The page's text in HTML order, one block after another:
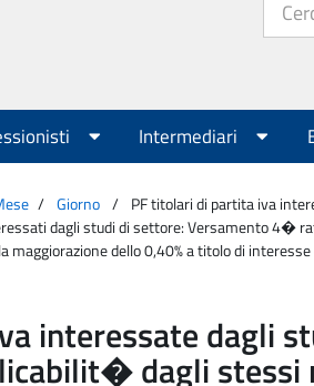
sito:
Intermediari
Giorno
PF titolari di partita iva
dagli studi di settore: Versamento 4�
maggiorazione dello 0,40% a titolo di
interessate dagli
dagli